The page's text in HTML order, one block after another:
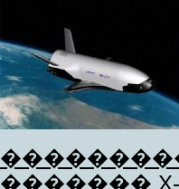
������� X-